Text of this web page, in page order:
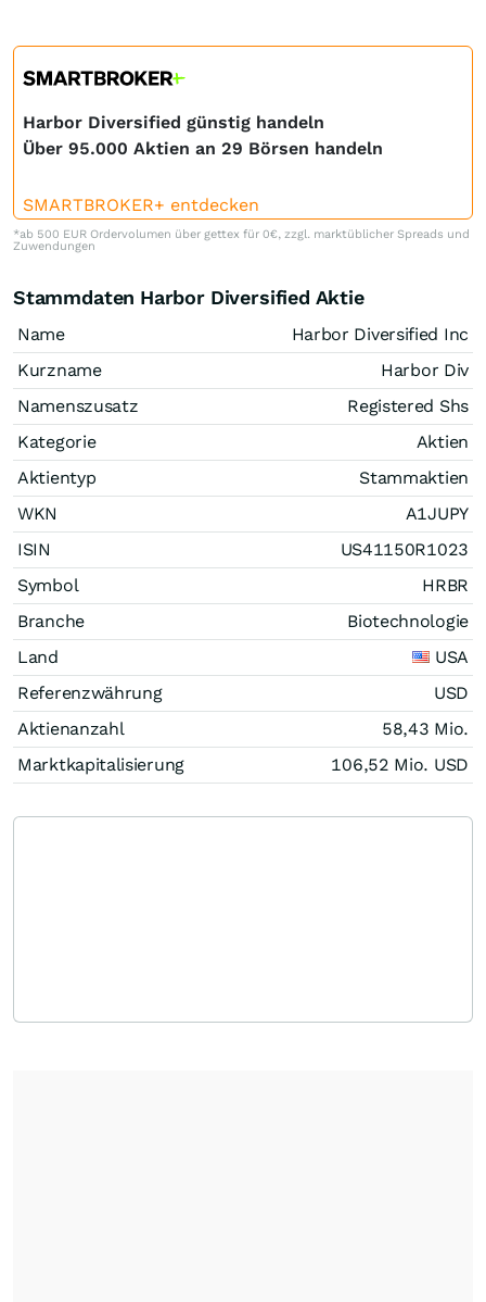
Harbor Diversified günstig handeln
Über 95.000 Aktien an 29 Börsen handeln
SMARTBROKER+ entdecken
*ab 500 EUR Ordervolumen über gettex für 0€, zzgl. marktüblicher Spreads und
Zuwendungen
Stammdaten Harbor Diversified Aktie
Name
Harbor Diversified Inc
Kurzname
Harbor Div
Namenszusatz
Registered Shs
Kategorie
Aktien
Aktientyp
Stammaktien
WKN
A1JUPY
ISIN
US41150R1023
Symbol
HRBR
Branche
Biotechnologie
Land
USA
Referenzwährung
USD
Aktienanzahl
58,43 Mio.
Marktkapitalisierung
106,52 Mio. USD